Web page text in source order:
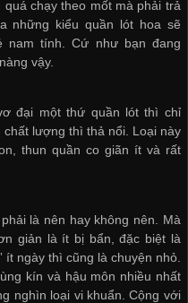
chạy theo mốt mà phải trả
những kiểu quần lót hoa sẽ
nam tính. Cứ như bạn đang
vậy.
đại một thứ quần lót thì chỉ
lượng thì thả nổi. Loại này
thun quần co giãn ít và rất
là nên hay không nên. Mà
giản là ít bị bẩn, đặc biệt là
ít ngày thì cũng là chuyện nhỏ.
kín và hậu môn nhiều nhất
nghìn loại vi khuẩn. Cộng với